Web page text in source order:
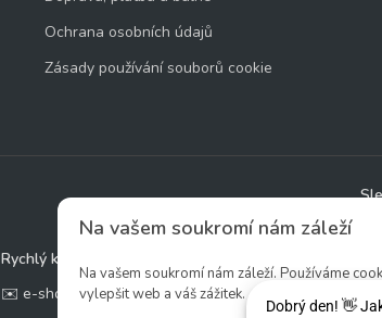
Na vašem soukromí nám záleží
Na vašem soukromí nám záleží. Používáme
vylepšit web a váš zážitek.
Ochrana osobních údajů
Zásady používání souborů cookie
Rychlý kontakt:
✉️ e-shop@zcstrakovo.cz